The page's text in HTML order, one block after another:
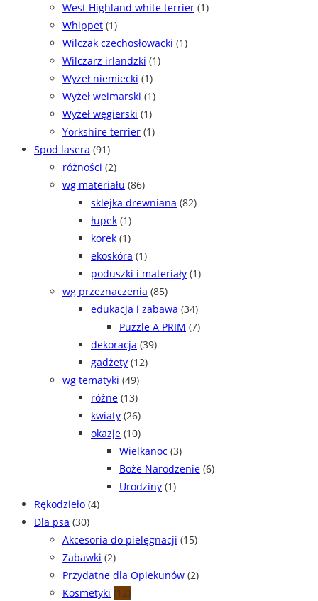
West Highland white terrier (1)
Whippet (1)
Wilczak czechosłowacki (1)
Wilczarz irlandzki (1)
Wyżeł niemiecki (1)
Wyżeł weimarski (1)
Wyżeł węgierski (1)
Yorkshire terrier (1)
Spod lasera (91)
różności (2)
wg materiału (86)
sklejka drewniana (82)
łupek (1)
korek (1)
ekoskóra (1)
poduszki i materiały (1)
wg przeznaczenia (85)
edukacja i zabawa (34)
Puzzle A PRIM (7)
dekoracja (39)
gadżety (12)
wg tematyki (49)
różne (13)
kwiaty (26)
okazje (10)
Wielkanoc (3)
Boże Narodzenie (6)
Urodziny (1)
Rękodzieło (4)
Dla psa (30)
Akcesoria do pielęgnacji (15)
Zabawki (2)
Przydatne dla Opiekunów (2)
Kosmetyki (12)